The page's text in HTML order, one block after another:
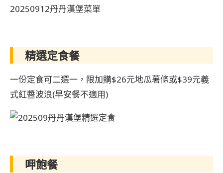
20250912丹丹漢堡菜單
精選定食餐
一份定食可二選一，限加購$26元地瓜薯條或$39元義
式紅醬波浪(早安餐不適用)
呷飽餐